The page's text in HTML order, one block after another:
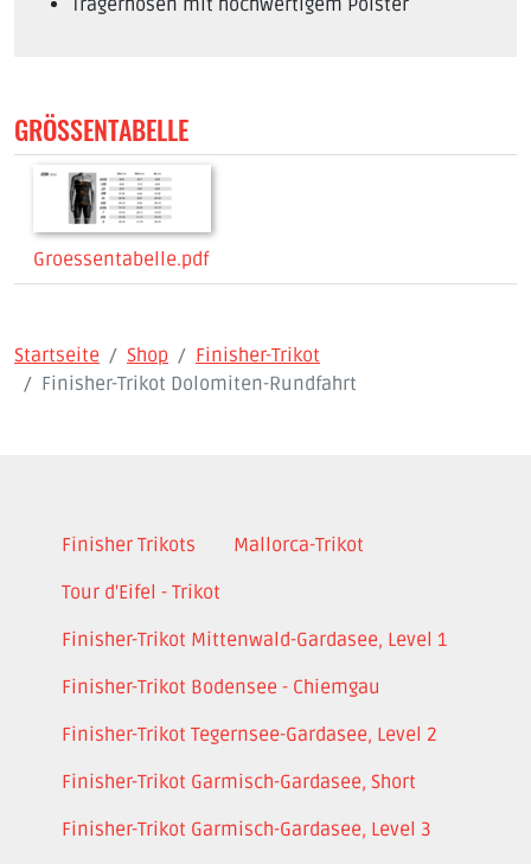
GRÖSSENTABELLE
Groessentabelle.pdf
Startseite Shop
Finisher-Trikot
Finisher-Trikot Dolomiten-Rundfahrt
Finisher Trikots
Mallorca-Trikot
Tour d'Eifel - Trikot
Finisher-Trikot Mittenwald-Gardasee, Level 1
Finisher-Trikot Bodensee - Chiemgau
Finisher-Trikot Tegernsee-Gardasee, Level 2
Finisher-Trikot Garmisch-Gardasee, Short
Finisher-Trikot Garmisch-Gardasee, Level 3